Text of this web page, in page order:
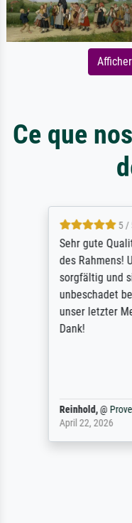
Ce que
5 /
Sehr gute
des Rahmens!
sorgfältig und
unbeschadet
unser letzter
Dank!
Reinhold,@
April 22, 2026